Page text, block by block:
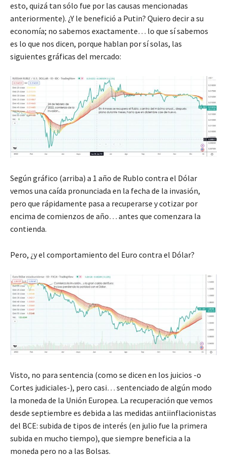
esto, quizá tan sólo fue por las causas mencionadas
anteriormente). ¿Y le benefició a Putin? Quiero decir a su
economía; no sabemos exactamente… lo que sí sabemos
es lo que nos dicen, porque hablan por sí solas, las
siguientes gráficas del mercado:
Según gráfico (arriba) a 1 año de Rublo contra el Dólar
vemos una caída pronunciada en la fecha de la invasión,
pero que rápidamente pasa a recuperarse y cotizar por
encima de comienzos de año… antes que comenzara la
contienda.
Pero, ¿y el comportamiento del Euro contra el Dólar?
Visto, no para sentencia (como se dicen en los juicios -o
Cortes judiciales-), pero casi… sentenciado de algún modo
la moneda de la Unión Europea. La recuperación que vemos
desde septiembre es debida a las medidas antiinflacionistas
del BCE: subida de tipos de interés (en julio fue la primera
subida en mucho tiempo), que siempre beneficia a la
moneda pero no a las Bolsas.